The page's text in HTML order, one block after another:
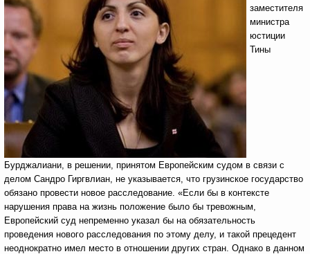
заместителя
министра
юстиции
Тины
Бурджалиани, в решении, принятом Европейским судом в связи с
делом Сандро Гиргвлиан, не указывается, что грузинское государство
обязано провести новое расследование. «Если бы в контексте
нарушения права на жизнь положение было бы тревожным,
Европейский суд непременно указал бы на обязательность
проведения нового расследования по этому делу, и такой прецедент
неоднократно имел место в отношении других стран. Однако в данном